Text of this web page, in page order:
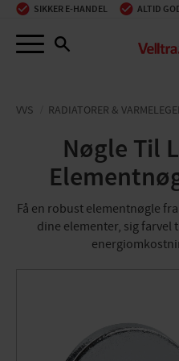
Menu
SIKKER E-HANDEL ALTID
VVS RADIATORER &
Nøgle Til
Få en robust elementnøgle
dine elementer, sig